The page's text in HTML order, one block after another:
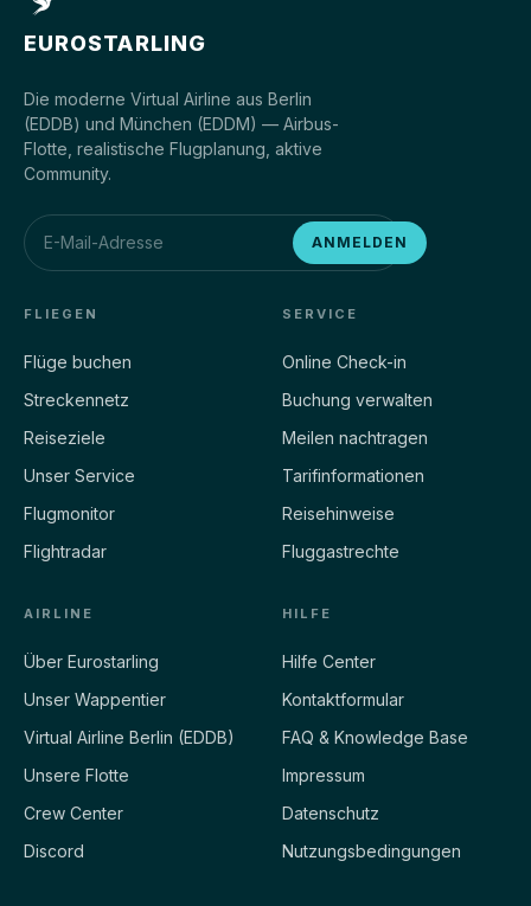
EUROSTARLING
Die moderne Virtual Airline aus Berlin
(EDDB) und München (EDDM) — Airbus-
Flotte, realistische Flugplanung, aktive
Community.
ANMELDEN
FLIEGEN
Flüge buchen
Streckennetz
Reiseziele
Unser Service
Flugmonitor
Flightradar
SERVICE
Online Check-in
Buchung verwalten
Meilen nachtragen
Tarifinformationen
Reisehinweise
Fluggastrechte
AIRLINE
Über Eurostarling
Unser Wappentier
Virtual Airline Berlin (EDDB)
Unsere Flotte
Crew Center
Discord
HILFE
Hilfe Center
Kontaktformular
FAQ & Knowledge Base
Impressum
Datenschutz
Nutzungsbedingungen